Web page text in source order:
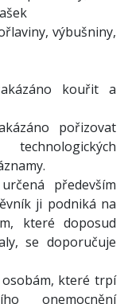
výbušniny,
kouřit a
pořizovat
především
ji podniká na
které doposud
se doporučuje
které trpí
onemocnění